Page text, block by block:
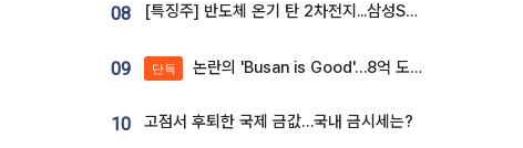
08 [특징주] 반도체 온기 탄 2차전지...삼성SDI, 장 초반 7% 넘게 껑충
09 단독 논란의 'Busan is Good'…8억 도시브랜드, 용산 대통령실 CI 업체가 수행
10 고점서 후퇴한 국제 금값…국내 금시세는?